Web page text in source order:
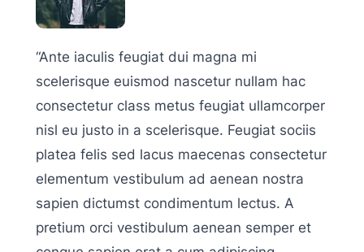
“Ante iaculis feugiat dui magna mi
scelerisque euismod nascetur nullam hac
consectetur class metus feugiat ullamcorper
nisl eu justo in a scelerisque. Feugiat sociis
platea felis sed lacus maecenas consectetur
elementum vestibulum ad aenean nostra
sapien dictumst condimentum lectus. A
pretium orci vestibulum aenean semper et